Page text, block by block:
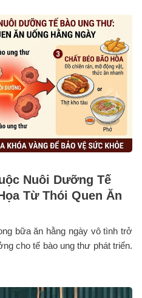
Nuôi Dưỡng Tế
Từ Thói Quen Ăn
bữa ăn hằng ngày vô tình trở
cho tế bào ung thư phát triển.